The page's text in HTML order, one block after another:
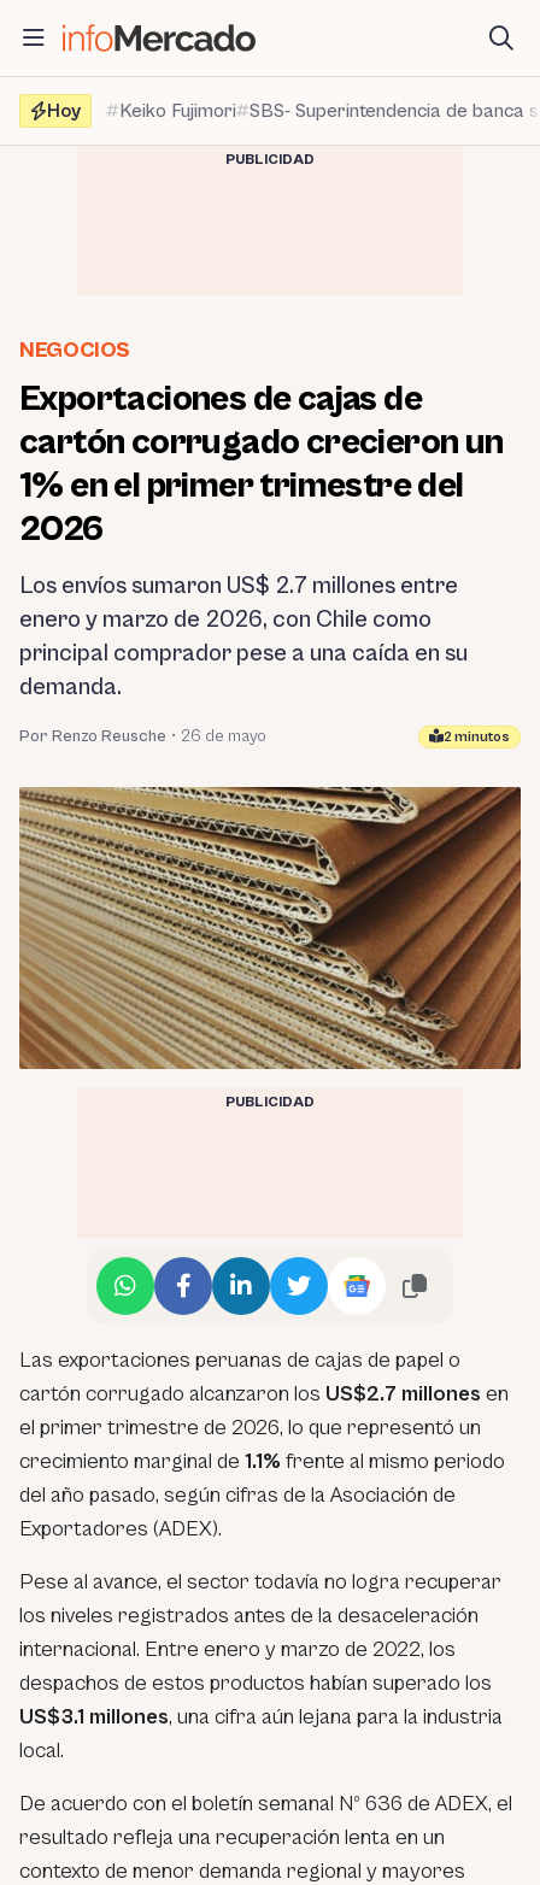
contenido
Hoy
Keiko Fujimori SBS- Superintendencia de banca
PUBLICIDAD
NEGOCIOS
Exportaciones de cajas de
cartón corrugado crecieron un
1% en el primer trimestre del
2026
Los envíos sumaron US$ 2.7 millones entre
enero y marzo de 2026, con Chile como
principal comprador pese a una caída en su
demanda.
Por Renzo Reusche • 26 de mayo 2 minutos
PUBLICIDAD
Las exportaciones peruanas de cajas de papel o
cartón corrugado alcanzaron los US$2.7 millones en
el primer trimestre de 2026, lo que representó un
crecimiento marginal de 1.1% frente al mismo periodo
del año pasado, según cifras de la Asociación de
Exportadores (ADEX).
Pese al avance, el sector todavía no logra recuperar
los niveles registrados antes de la desaceleración
internacional. Entre enero y marzo de 2022, los
despachos de estos productos habían superado los
US$3.1 millones, una cifra aún lejana para la industria
local.
De acuerdo con el boletín semanal Nº 636 de ADEX, el
resultado refleja una recuperación lenta en un
contexto de menor demanda regional y mayores